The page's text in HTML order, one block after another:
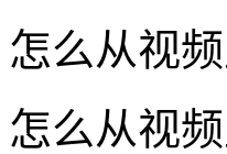
怎么从视
怎么从视